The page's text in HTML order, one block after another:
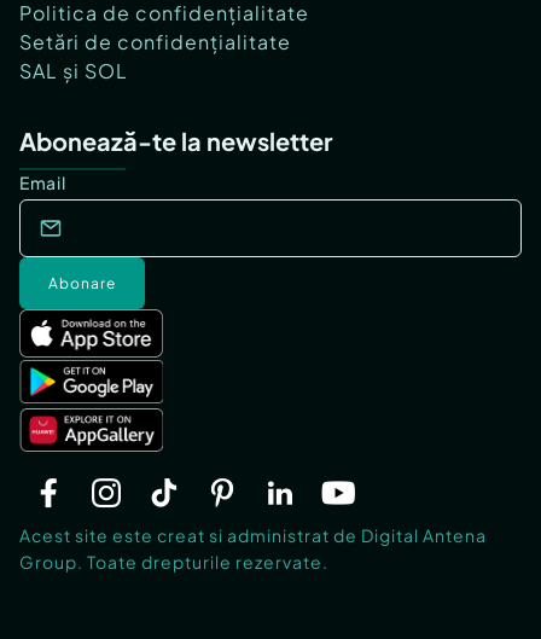
Politica de confidențialitate
Setări de confidențialitate
SAL și SOL
Abonează-te la newsletter
Email
Abonare
Acest site este creat si administrat de Digital Antena
Group. Toate drepturile rezervate.